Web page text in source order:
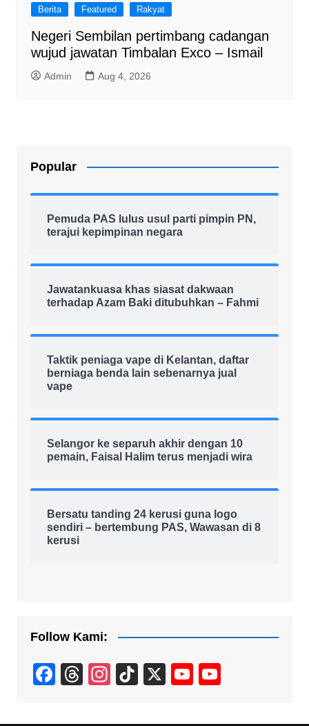
Berita Featured Rakyat
Negeri Sembilan pertimbang cadangan
wujud jawatan Timbalan Exco – Ismail
Admin Aug 4, 2026
Popular
Pemuda PAS lulus usul parti pimpin PN,
terajui kepimpinan negara
Jawatankuasa khas siasat dakwaan
terhadap Azam Baki ditubuhkan – Fahmi
Taktik peniaga vape di Kelantan, daftar
berniaga benda lain sebenarnya jual
vape
Selangor ke separuh akhir dengan 10
pemain, Faisal Halim terus menjadi wira
Bersatu tanding 24 kerusi guna logo
sendiri – bertembung PAS, Wawasan di 8
kerusi
Follow Kami:
F
c
T
e
In
a
Ti
T
X
Y
u
u